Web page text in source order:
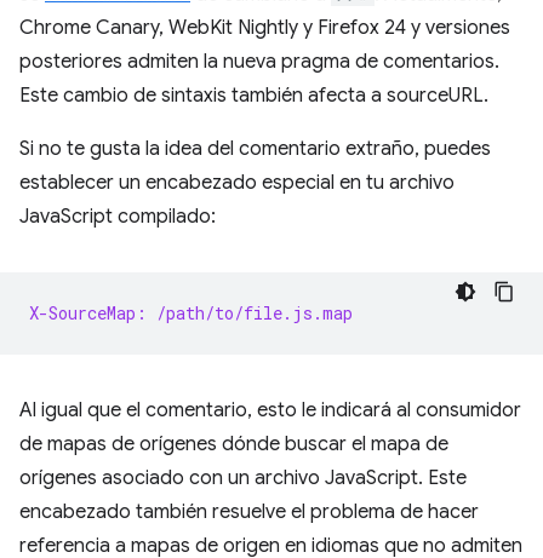
Chrome Canary, WebKit Nightly y Firefox 24 y versiones
posteriores admiten la nueva pragma de comentarios.
Este cambio de sintaxis también afecta a sourceURL.
Si no te gusta la idea del comentario extraño, puedes
establecer un encabezado especial en tu archivo
JavaScript compilado:
X-SourceMap: /path/to/file.js.map
Al igual que el comentario, esto le indicará al consumidor
de mapas de orígenes dónde buscar el mapa de
orígenes asociado con un archivo JavaScript. Este
encabezado también resuelve el problema de hacer
referencia a mapas de origen en idiomas que no admiten